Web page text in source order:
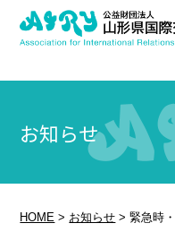
お知らせ
HOME > お知らせ >緊急時